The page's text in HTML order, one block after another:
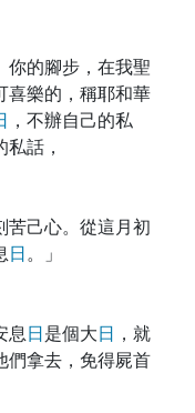
你的腳步，在我聖
喜樂的，稱耶和華
，不辦自己的私
話，
苦己心。從這月初
日。」
息日是個大日 ，就
們拿去，免得屍首